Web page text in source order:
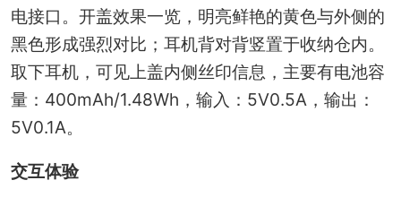
电接口。开盖效果一览，明亮鲜艳的黄色与外侧的
黑色形成强烈对比；耳机背对背竖置于收纳仓内。
取下耳机，可见上盖内侧丝印信息，主要有电池容
量：400mAh/1.48Wh，输入：5V0.5A，输出：
5V0.1A。
交互体验